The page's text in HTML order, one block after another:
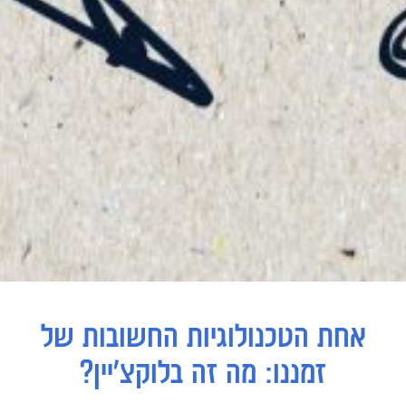
אחת הטכנולוגיות החשובות של
זמננו: מה זה בלוקצ'יין?